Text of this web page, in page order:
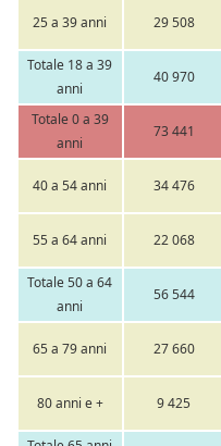
25 a 39 anni 29 508
Totale 18 a 39
anni
40 970
Totale 0 a 39
anni
73 441
40 a 54 anni 34 476
55 a 64 anni 22 068
Totale 50 a 64
anni
56 544
65 a 79 anni 27 660
80 anni e + 9 425